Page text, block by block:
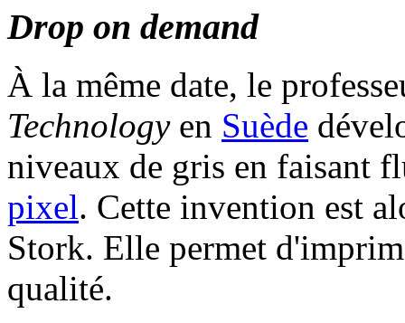
Drop on demand
À la même date, le
Technologyen Suède
niveaux de gris en faisant
pixel. Cette invention est
Stork. Elle permet
qualité.